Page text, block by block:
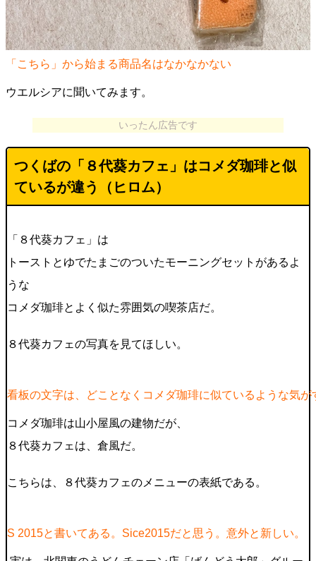
「こちら」から始まる商品名はなかなかない
ウエルシアに聞いてみます。
いったん広告です
つくばの「８代葵カフェ」はコメダ珈琲と似
ているが違う（ヒロム）
「８代葵カフェ」は
トーストとゆでたまごのついたモーニングセットがあるよ
うな
コメダ珈琲とよく似た雰囲気の喫茶店だ。
８代葵カフェの写真を見てほしい。
看板の文字は、どことなくコメダ珈琲に似ているような気が
コメダ珈琲は山小屋風の建物だが、
８代葵カフェは、倉風だ。
こちらは、８代葵カフェのメニューの表紙である。
S 2015と書いてある。Sice2015だと思う。意外と新しい。